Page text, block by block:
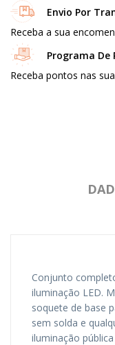
Envio Por
Receba a sua
Programa De
Receba pontos nas
Conjunto
iluminação LED.
soquete de base
sem solda e
iluminação pública